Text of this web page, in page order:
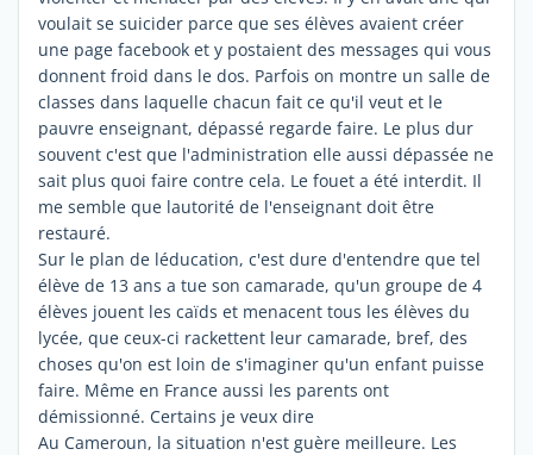
voulait se suicider parce que ses élèves avaient créer
une page facebook et y postaient des messages qui vous
donnent froid dans le dos. Parfois on montre un salle de
classes dans laquelle chacun fait ce qu'il veut et le
pauvre enseignant, dépassé regarde faire. Le plus dur
souvent c'est que l'administration elle aussi dépassée ne
sait plus quoi faire contre cela. Le fouet a été interdit. Il
me semble que lautorité de l'enseignant doit être
restauré.
Sur le plan de léducation, c'est dure d'entendre que tel
élève de 13 ans a tue son camarade, qu'un groupe de 4
élèves jouent les caïds et menacent tous les élèves du
lycée, que ceux-ci rackettent leur camarade, bref, des
choses qu'on est loin de s'imaginer qu'un enfant puisse
faire. Même en France aussi les parents ont
démissionné. Certains je veux dire
Au Cameroun, la situation n'est guère meilleure. Les